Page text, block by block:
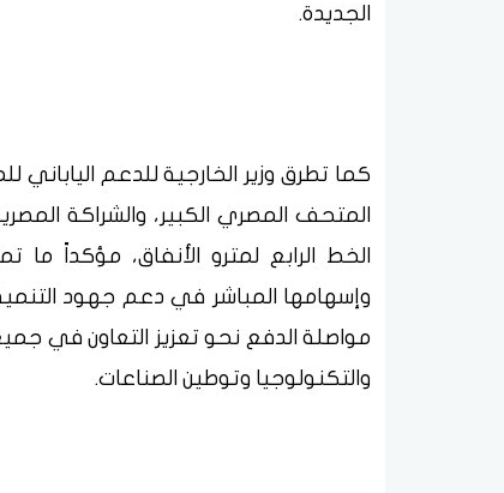
الجديدة.
كما تطرق وزير الخارجية للدعم
المتحف المصري الكبير، والشراكة
الخط الرابع لمترو الأنفاق، مؤكداً
وإسهامها المباشر في دعم جهود
مواصلة الدفع نحو تعزيز التعاون في
والتكنولوجيا وتوطين الصناعات.